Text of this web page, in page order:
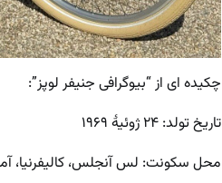
چکیده ای از “بیوگرافی جنیفر لوپز”:
تاریخ تولد: ۲۴ ژوئیهٔ ۱۹۶۹ ‌
محل سکونت: لس آنجلس، کالیفرنیا،